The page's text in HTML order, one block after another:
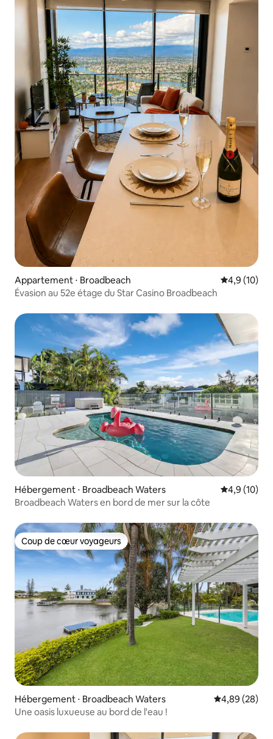
Appartement ⋅ Broadbeach Évaluation
4,9 (10)
Évasion au 52e étage du Star Casino Broadbeach
Hébergement ⋅ Broadbeach Waters Évaluation
4,9 (10)
Broadbeach Waters en bord de mer sur la côte
Coup de cœur voyageurs
Coup de cœur voyageurs
Hébergement ⋅ Broadbeach Waters Évaluation
4,89 (28)
Une oasis luxueuse au bord de l'eau !